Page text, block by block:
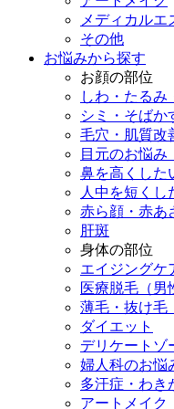
メディカル
その他
お悩みから探す
お顔の部位
しわ・たるみ
シミ・そばか
毛穴・肌質改
目元のお悩み
鼻を高くした
人中を短くし
赤ら顔・赤あ
肝斑
身体の部位
エイジングケ
医療脱毛（男
薄毛・抜け毛
ダイエット
デリケートゾ
婦人科のお悩
多汗症・わき
アートメイク